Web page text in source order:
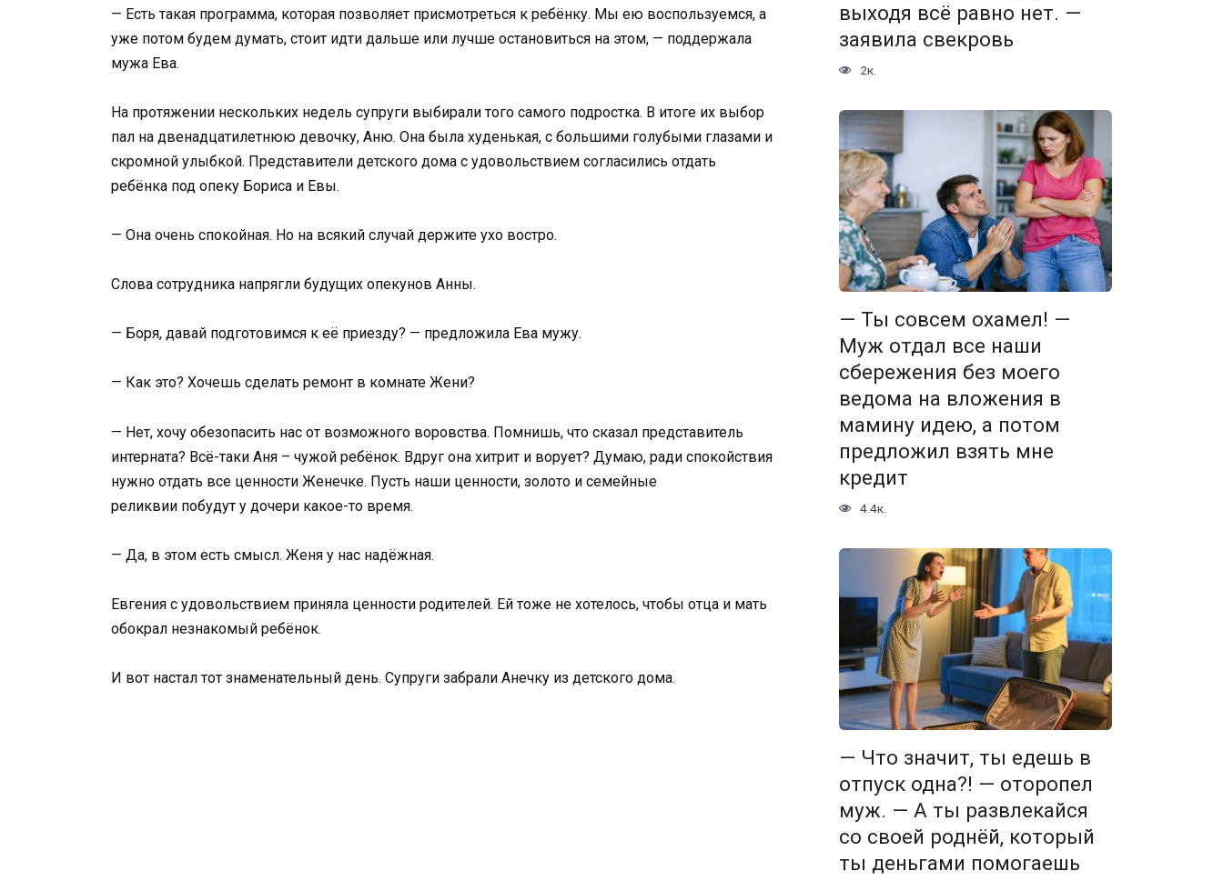
— Есть такая программа, которая позволяет присмотреться к ребёнку. Мы ею воспользуемся, а
уже потом будем думать, стоит идти дальше или лучше остановиться на этом, — поддержала
мужа Ева.
На протяжении нескольких недель супруги выбирали того самого подростка. В итоге их выбор
пал на двенадцатилетнюю девочку, Аню. Она была худенькая, с большими голубыми глазами и
скромной улыбкой. Представители детского дома с удовольствием согласились отдать
ребёнка под опеку Бориса и Евы.
— Она очень спокойная. Но на всякий случай держите ухо востро.
Слова сотрудника напрягли будущих опекунов Анны.
— Боря, давай подготовимся к её приезду? — предложила Ева мужу.
— Как это? Хочешь сделать ремонт в комнате Жени?
— Нет, хочу обезопасить нас от возможного воровства. Помнишь, что сказал представитель
интерната? Всё-таки Аня – чужой ребёнок. Вдруг она хитрит и ворует? Думаю, ради спокойствия
нужно отдать все ценности Женечке. Пусть наши ценности, золото и семейные
реликвии побудут у дочери какое-то время.
— Да, в этом есть смысл. Женя у нас надёжная.
Евгения с удовольствием приняла ценности родителей. Ей тоже не хотелось, чтобы отца и мать
обокрал незнакомый ребёнок.
И вот настал тот знаменательный день. Супруги забрали Анечку из детского дома.
выходя всё равно нет. —
заявила свекровь
2к.
— Ты совсем охамел! —
Муж отдал все наши
сбережения без моего
ведома на вложения в
мамину идею, а потом
предложил взять мне
кредит
4.4к.
— Что значит, ты едешь в
отпуск одна?! — оторопел
муж. — А ты развлекайся
со своей роднёй, который
ты деньгами помогаешь